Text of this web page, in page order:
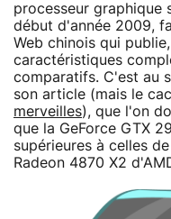
processeur graphique
début d'année 2009,
Web chinois qui
caractéristiques
comparatifs. C'est au
son article (mais le
merveilles), que l'on
que la GeForce GTX
supérieures à celles
Radeon 4870 X2